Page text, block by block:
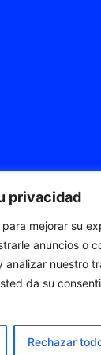
privacidad
mejorar su
anuncios o
analizar nuestro
da su
Rechazar